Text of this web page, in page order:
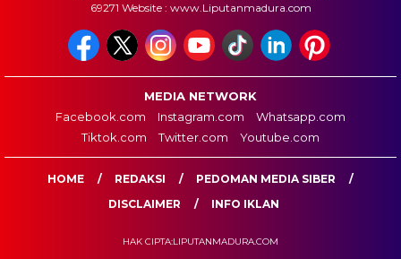
69271 Website : www.Liputanmadura.com
MEDIA NETWORK
Facebook.com
Instagram.com
Whatsapp.com
Tiktok.com
Twitter.com Youtube.com
HOME REDAKSI
PEDOMAN MEDIA SIBER
DISCLAIMER
INFO IKLAN
HAK CIPTA:LIPUTANMADURA.COM